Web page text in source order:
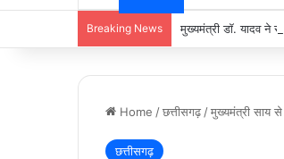
Breaking News मुख्यमंत्री डॉ. यादव ने
Home /छत्तीसगढ़ /मुख्यमंत्री साय से
छत्तीसगढ़